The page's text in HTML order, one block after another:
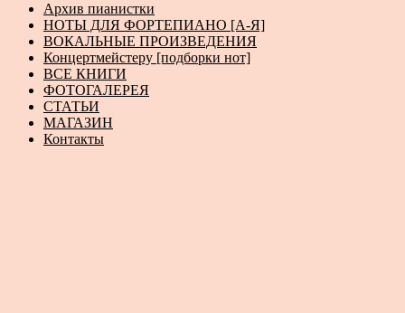
Архив пианистки
НОТЫ ДЛЯ ФОРТЕПИАНО [А-Я]
ВОКАЛЬНЫЕ ПРОИЗВЕДЕНИЯ
Концертмейстеру [подборки нот]
ВСЕ КНИГИ
ФОТОГАЛЕРЕЯ
СТАТЬИ
МАГАЗИН
Контакты